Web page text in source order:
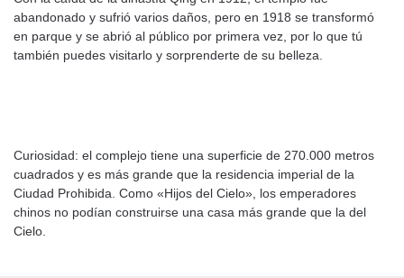
abandonado y sufrió varios daños, pero en 1918 se transformó
en parque y se abrió al público por primera vez, por lo que tú
también puedes visitarlo y sorprenderte de su belleza.
Curiosidad: el complejo tiene una superficie de 270.000 metros
cuadrados y es más grande que la residencia imperial de la
Ciudad Prohibida. Como «Hijos del Cielo», los emperadores
chinos no podían construirse una casa más grande que la del
Cielo.